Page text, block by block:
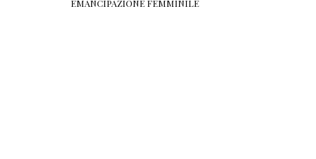
EMANCIPAZIONE FEMMINILE